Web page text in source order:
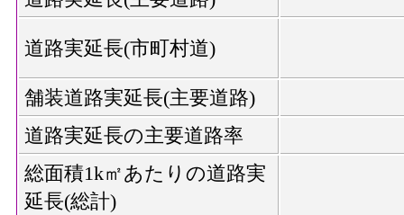
道路実延長(市町村道)
舗装道路実延長(主要道路)
道路実延長の主要道路率
総面積1k㎡あたりの道路実
延長(総計)